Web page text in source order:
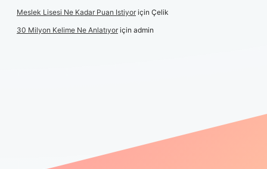
Meslek Lisesi Ne Kadar Puan Istiyoriçin Çelik
30 Milyon Kelime Ne Anlatıyoriçin admin
elexbetgiris.org